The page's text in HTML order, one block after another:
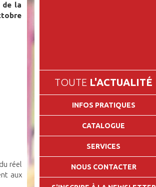
de la
réel
aux
TOUTE L'ACTUALITÉ
INFOS PRATIQUES
CATALOGUE
SERVICES
NOUS CONTACTER